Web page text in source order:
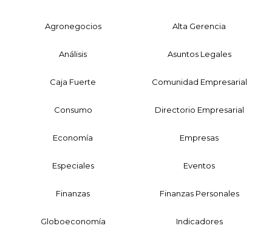
Agronegocios Alta Gerencia
Análisis Asuntos Legales
Caja Fuerte Comunidad Empresarial
Consumo Directorio Empresarial
Economía Empresas
Especiales Eventos
Finanzas Finanzas Personales
Globoeconomía Indicadores